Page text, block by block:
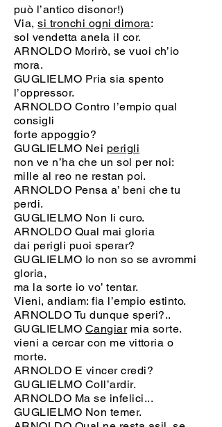
può l’antico disonor!)
Via,si tronchi ogni dimora:
sol vendetta anela il cor.
ARNOLDO Morirò, se vuoi ch’io
mora.
GUGLIELMO Pria sia spento
l’oppressor.
ARNOLDO Contro l’empio qual
consigli
forte appoggio?
GUGLIELMO Nei perigli
non ve n’ha che un sol per noi:
mille al reo ne restan poi.
ARNOLDO Pensa a’ beni che tu
perdi.
GUGLIELMO Non li curo.
ARNOLDO Qual mai gloria
dai perigli puoi sperar?
GUGLIELMO Io non so se avrommi
gloria,
ma la sorte io vo’ tentar.
Vieni, andiam: fia l’empio estinto.
ARNOLDO Tu dunque speri?..
GUGLIELMO Cangiarmia sorte.
vieni a cercar con me vittoria o
morte.
ARNOLDO E vincer credi?
GUGLIELMO Coll’ardir.
ARNOLDO Ma se infelici...
GUGLIELMO Non temer.